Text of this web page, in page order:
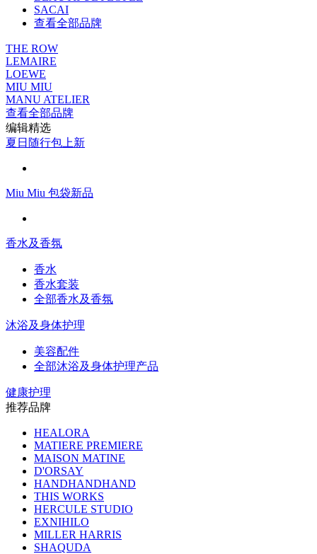
SACAI
查看全部品牌
THE ROW
LEMAIRE
LOEWE
MIU MIU
MANU ATELIER
查看全部品牌
编辑精选
夏日随行包上新
Miu Miu 包袋新品
香水及香氛
香水
香水套装
全部香水及香氛
沐浴及身体护理
美容配件
全部沐浴及身体护理产品
健康护理
推荐品牌
HEALORA
MATIERE PREMIERE
MAISON MATINE
D'ORSAY
HANDHANDHAND
THIS WORKS
HERCULE STUDIO
EXNIHILO
MILLER HARRIS
SHAQUDA